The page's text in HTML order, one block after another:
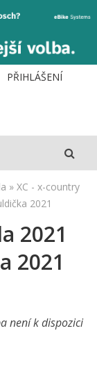
PŘIHLÁŠENÍ
» XC - x-country
2021
2021
2021
není k dispozici